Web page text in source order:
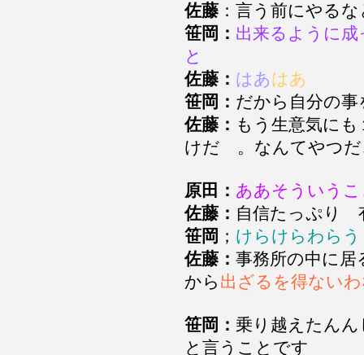
佐藤 ：言う前にやる
笹岡： 出来るように
と
佐藤： はあはあ
笹岡： だから自分の
佐藤： もう生意気に
けだ 。なんてやつだ
原田： ああそういう
佐藤： 自信たっぷり
笹岡 ； けらけらわらう
佐藤： 事務所の中に
から 出ざるを得ない
笹岡： 乗り越えたん
と言うことです